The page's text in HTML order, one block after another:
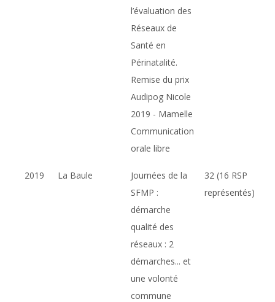
l’évaluation des
Réseaux de
Santé en
Périnatalité.
Remise du prix
Audipog Nicole
2019 - Mamelle
Communication
orale libre
2019 La Baule
Journées de la
SFMP :
démarche
qualité des
réseaux : 2
démarches... et
une volonté
commune
32 (16 RSP
représentés)